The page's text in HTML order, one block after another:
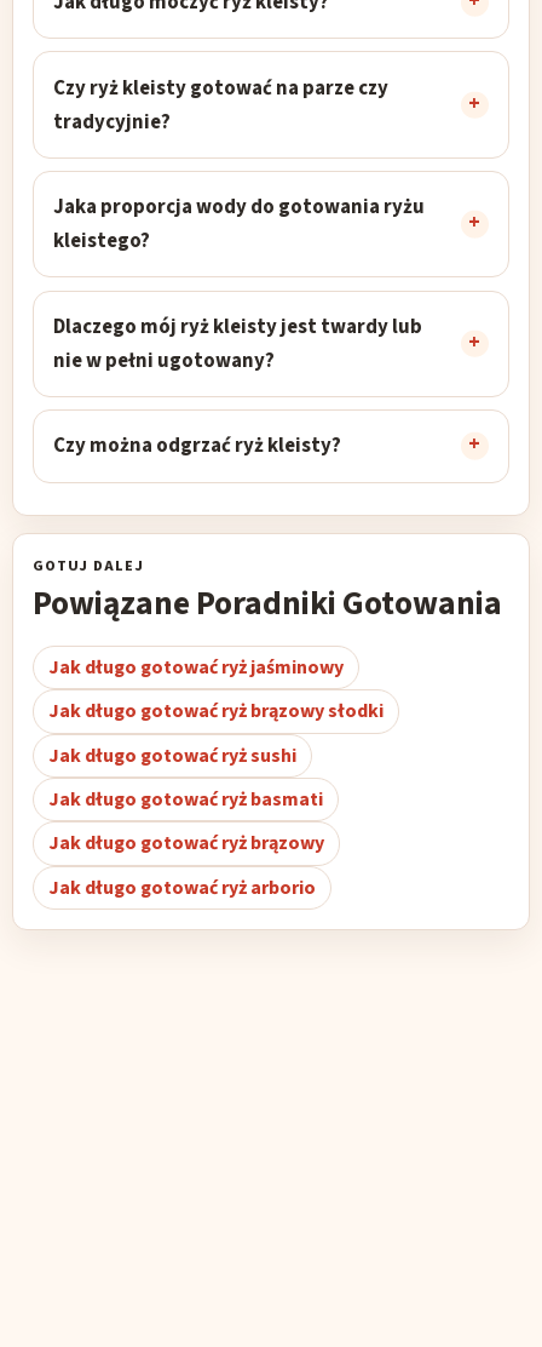
Czy ryż kleisty gotować na parze czy
tradycyjnie?
Jaka proporcja wody do gotowania ryżu
kleistego?
Dlaczego mój ryż kleisty jest twardy lub
nie w pełni ugotowany?
Czy można odgrzać ryż kleisty?
GOTUJ DALEJ
Powiązane Poradniki Gotowania
Jak długo gotować ryż jaśminowy
Jak długo gotować ryż brązowy słodki
Jak długo gotować ryż sushi
Jak długo gotować ryż basmati
Jak długo gotować ryż brązowy
Jak długo gotować ryż arborio